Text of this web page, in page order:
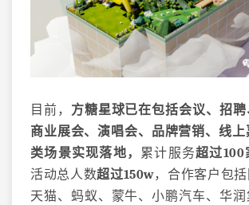
目前， 方糖星球已在包括会议、招聘
商业展会、演唱会、品牌营销、线上
类场景实现落地， 累计服务超过100
活动总人数超过150w，合作客户包括
天猫、蚂蚁、蒙牛、小鹏汽车、华润